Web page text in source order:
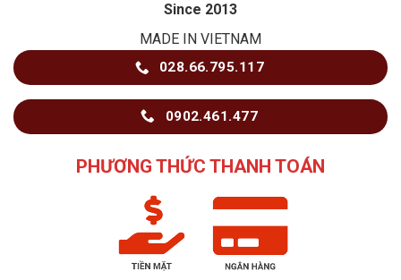
Since 2013
MADE IN VIETNAM
028.66.795.117
0902.461.477
PHƯƠNG THỨC THANH TOÁN